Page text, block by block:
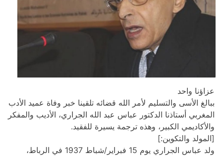
وفاة عميد الأدب
الأديب والمفكر
الجراري يوم 15 فبراير/شباط 1937 في الرباط،